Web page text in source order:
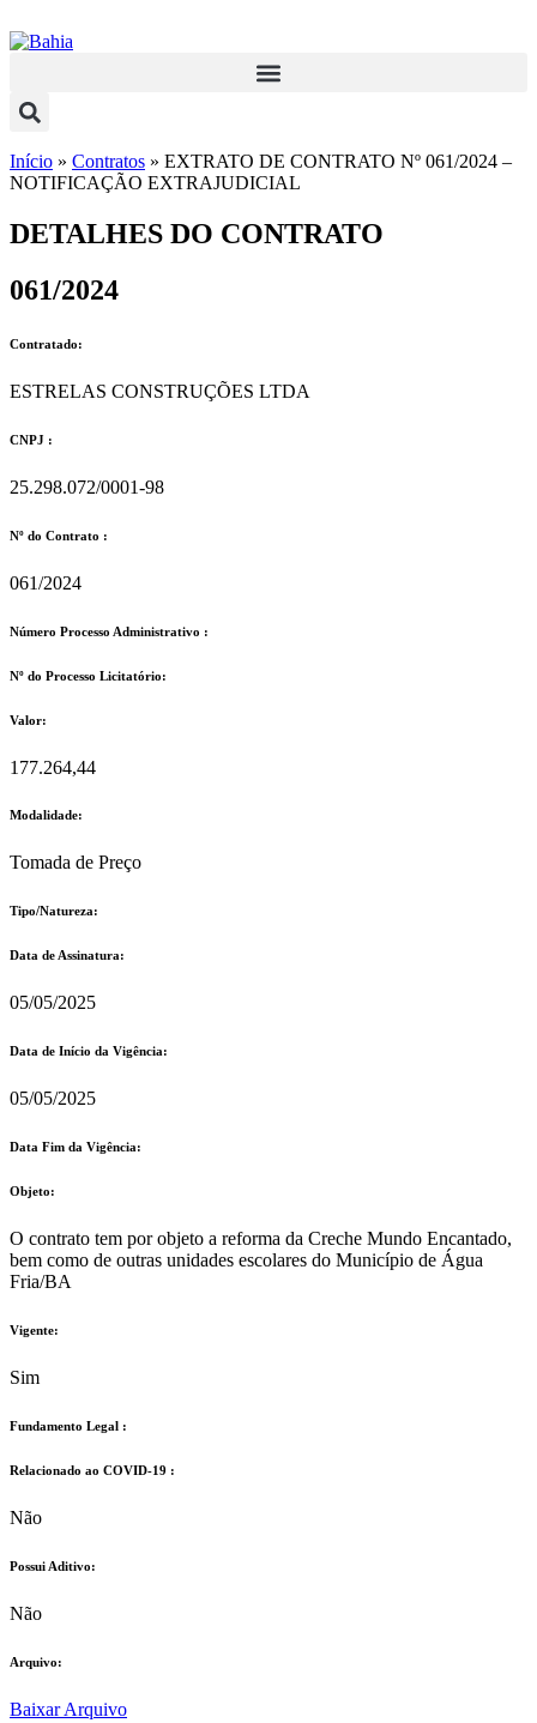
Início » Contratos » EXTRATO DE CONTRATO Nº 061/2024 –
NOTIFICAÇÃO EXTRAJUDICIAL
DETALHES DO CONTRATO​
061/2024
Contratado:
ESTRELAS CONSTRUÇÕES LTDA
CNPJ :
25.298.072/0001-98
Nº do Contrato :
061/2024
Número Processo Administrativo :
Nº do Processo Licitatório:
Valor:
177.264,44
Modalidade:
Tomada de Preço
Tipo/Natureza:
Data de Assinatura:
05/05/2025
Data de Início da Vigência:
05/05/2025
Data Fim da Vigência:
Objeto:
O contrato tem por objeto a reforma da Creche Mundo Encantado,
bem como de outras unidades escolares do Município de Água
Fria/BA
Vigente:
Sim
Fundamento Legal :​
Relacionado ao COVID-19 :​
Não
Possui Aditivo:​
Não
Arquivo:
Baixar Arquivo